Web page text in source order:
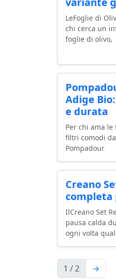
LeFoglie di
chi cerca un
foglie di olivo,
Adige
e durata
Per chi ama
filtri comodi
Pompadour
Creano
completa
IlCreano Set
pausa calda
ogni volta
1 / 2 →